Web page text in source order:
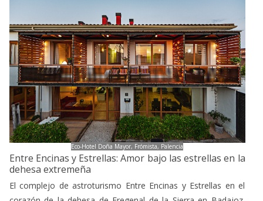
Eco-Hotel Doña Mayor, Frómista, Palencia
Entre Encinas y Estrellas: Amor bajo las estrellas en la
dehesa extremeña
El complejo de astroturismo Entre Encinas y Estrellas en el